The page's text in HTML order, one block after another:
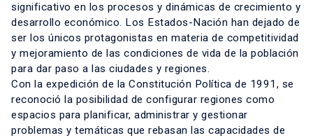
significativo en los procesos y dinámicas de crecimiento y
desarrollo económico. Los Estados-Nación han dejado de
ser los únicos protagonistas en materia de competitividad
y mejoramiento de las condiciones de vida de la población
para dar paso a las ciudades y regiones.
Con la expedición de la Constitución Política de 1991, se
reconoció la posibilidad de configurar regiones como
espacios para planificar, administrar y gestionar
problemas y temáticas que rebasan las capacidades de